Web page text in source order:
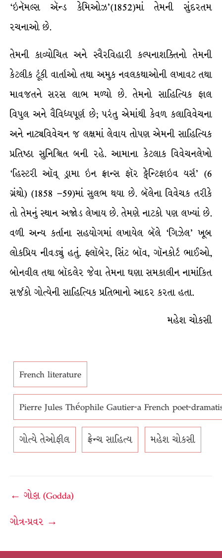
‘ઇનૅમલ્સ ઍન્ડ કેમિઓઝ’(1852)માં તેમની સુંદરતમ
રચનાઓ છે.
તેમની કાવ્યોચિત અને સ્વૈરવિહારી કલ્પનાશક્તિનો તેમની
કેટલીક ટૂંકી વાર્તાઓ તથા અમુક નવલકથાઓની લખાવટ તથા
માવજતને સરસ લાભ મળ્યો છે. તેમનો સાહિત્યિક ફાલ
વિપુલ અને વૈવિધ્યપૂર્ણ છે; પરંતુ એમાંથી કેવળ કલાવિવેચના
અને નાટ્યવિવેચન જ લક્ષમાં લેવાય તોપણ એમની સાહિત્યિક
પ્રતિષ્ઠા સુનિશ્ચિત બની રહે. આમાના કેટલાક વિવેચનલેખો
‘હિસ્ટરી ઑવ્ ડ્રામા ઇન ફ્રાન્સ ફૉર ટ્વેન્ટિફાઇવ યર્સ’ (6
ગ્રંથો) (1858 –59)માં સુલભ થયા છે. બૅલેના વિવેચક તરીકે
તો તેમનું સ્થાન અજોડ લેખાય છે. તેમણે નાટકો પણ લખ્યાં છે.
વળી અન્ય કર્તાના સહયોગમાં લખાયેલ બૅલે ‘ગિઝેલ’ ખૂબ
લોકપ્રિય નીવડ્યું હતું. ફ્લૉબેર, સિંટ બૉવ, ગૉનકોર્ટ ભાઈઓ,
બોનવીલ તથા બૉદલેર જેવા તેમના ઘણા સમકાલીન નામાંકિત
સર્જકો ગોત્યેની સાહિત્યિક પ્રતિભાનો આદર કરતા હતા.
મહેશ ચોકસી
French literature
Pierre Jules Théophile Gautier-a French poet-
ગોત્યે તેઓફીલ ફ્રેન્ચ સાહિત્ય મહેશ ચોકસી
Post
navigation
← ગોડ્ડા (Godda)
ગોત્ર-પ્રવર →